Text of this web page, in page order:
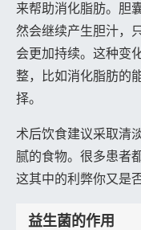
来帮助消化脂肪。胆
然会继续产生胆汁，
会更加持续。这种变
整，比如消化脂肪的
择。
术后饮食建议采取清
腻的食物。很多患者
这其中的利弊你又是
益生菌的作用